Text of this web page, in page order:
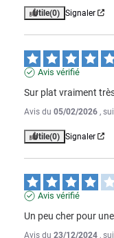
Utile(0) Signaler
Avis vérifié
Sur plat vraiment
Avis du 05/02/2026 ,
Utile(0) Signaler
Avis vérifié
Un peu cher pour
Avis du 23/12/2024 ,